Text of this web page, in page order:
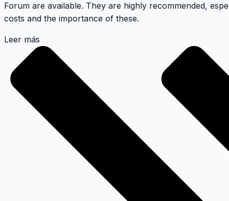
Forum are available. They are highly recommended,
costs and the importance of these.
Leer más